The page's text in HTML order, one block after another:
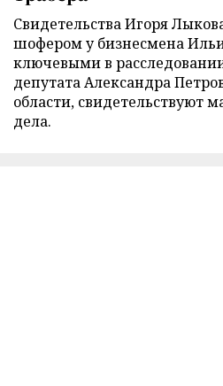
Свидетельства Игоря
шофером у бизнесмена
ключевыми в
депутата Александра
области, свидетельствуют
дела.